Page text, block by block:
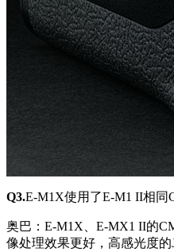
Q3.E-M1X使用了E-M1 II相同
奥巴：E-M1X、E-MX1 II的
像处理效果更好，高感光度